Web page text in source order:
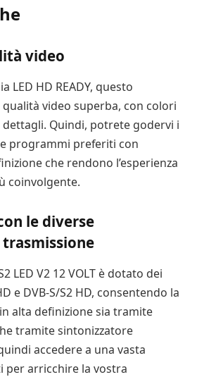
video
LED HD READY, questo
video superba, con colori
dettagli. Quindi, potrete godervi i
programmi preferiti con
che rendono l’esperienza
coinvolgente.
le diverse
LED V2 12 VOLT è dotato dei
e DVB-S/S2 HD, consentendo la
alta definizione sia tramite
tramite sintonizzatore
accedere a una vasta
per arricchire la vostra